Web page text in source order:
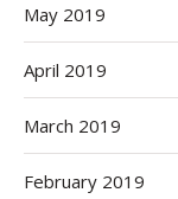
May 2019
April 2019
March 2019
February 2019